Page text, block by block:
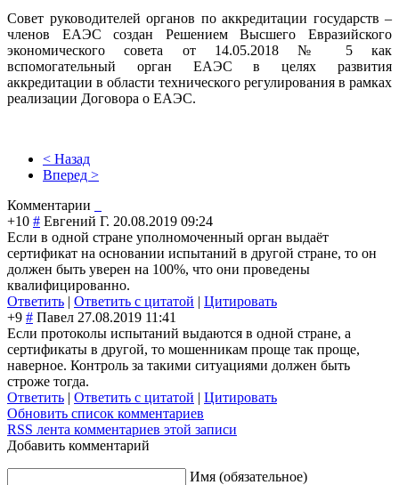
Совет руководителей органов по аккредитации государств –
членов ЕАЭС создан Решением Высшего Евразийского
экономического совета от 14.05.2018 № 5 как
вспомогательный орган ЕАЭС в целях развития
аккредитации в области технического регулирования в рамках
реализации Договора о ЕАЭС.
< Назад
Вперед >
Комментарии
+10 # Евгений Г. 20.08.2019 09:24
Если в одной стране уполномоченный орган выдаёт
сертификат на основании испытаний в другой стране, то он
должен быть уверен на 100%, что они проведены
квалифицированно.
Ответить | Ответить с цитатой | Цитировать
+9 # Павел 27.08.2019 11:41
Если протоколы испытаний выдаются в одной стране, а
сертификаты в другой, то мошенникам проще так проще,
наверное. Контроль за такими ситуациями должен быть
строже тогда.
Ответить | Ответить с цитатой | Цитировать
Обновить список комментариев
RSS лента комментариев этой записи
Добавить комментарий
Имя (обязательное)